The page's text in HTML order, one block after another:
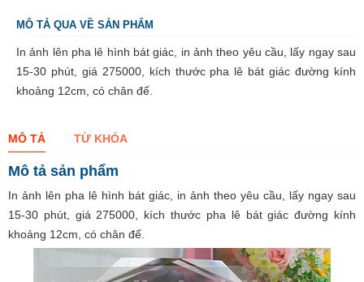
MÔ TẢ QUA VỀ SẢN PHẨM
In ảnh lên pha lê hình bát giác, in ảnh theo yêu cầu, lấy ngay sau
15-30 phút, giá 275000, kích thước pha lê bát giác đường kính
khoảng 12cm, có chân đế.
MÔ TẢ TỪ KHÓA
Mô tả sản phẩm
In ảnh lên pha lê hình bát giác, in ảnh theo yêu cầu, lấy ngay sau
15-30 phút, giá 275000, kích thước pha lê bát giác đường kính
khoảng 12cm, có chân đế.